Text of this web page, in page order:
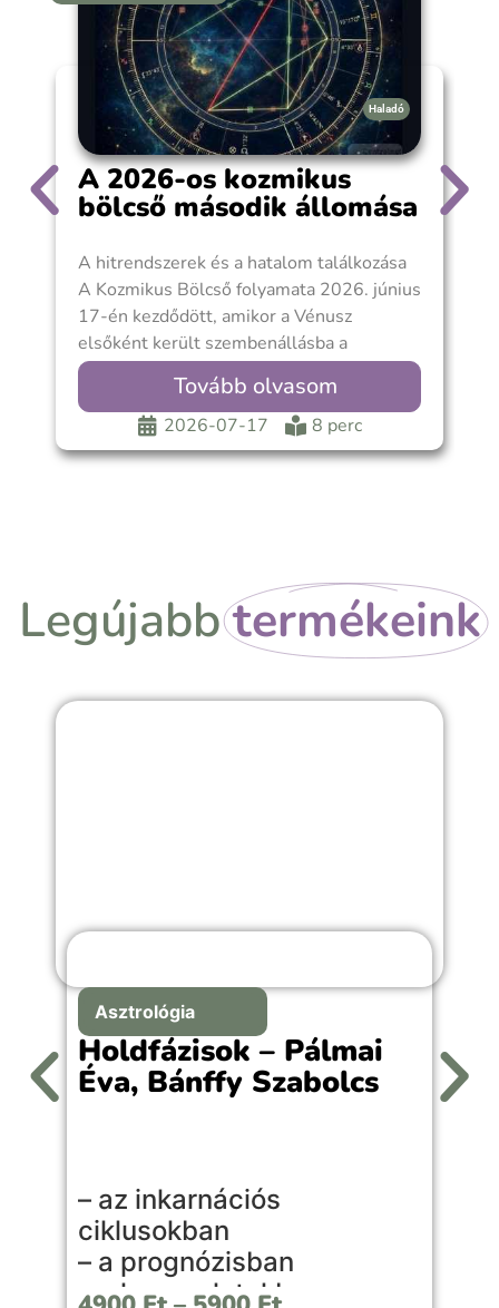
Haladó
A 2026-os kozmikus
bölcső második állomása
A hitrendszerek és a hatalom találkozása
A Kozmikus Bölcső folyamata 2026. június
17-én kezdődött, amikor a Vénusz
elsőként került szembenállásba a
Plútóval. Ez volt a
Tovább olvasom
2026-07-17 8 perc
Legújabbtermékeink
Asztrológia
Holdfázisok – Pálmai
Éva, Bánffy Szabolcs
– az inkarnációs
ciklusokban
– a prognózisban
– a kapcsolatokban